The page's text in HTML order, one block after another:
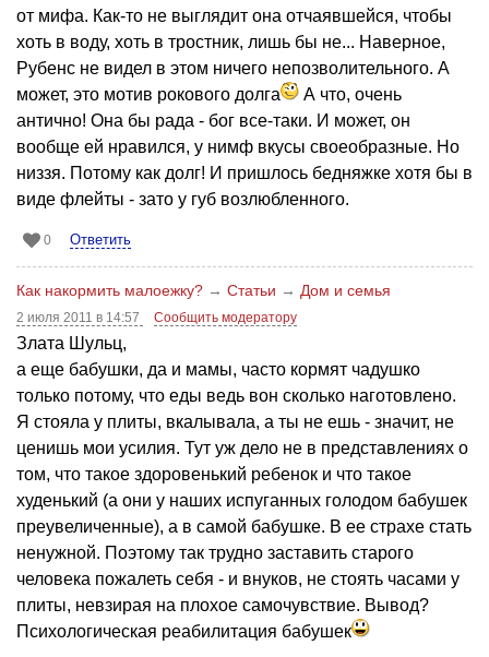
от мифа. Как-то не выглядит она отчаявшейся, чтобы
хоть в воду, хоть в тростник, лишь бы не... Наверное,
Рубенс не видел в этом ничего непозволительного. А
может, это мотив рокового долга
А что, очень
антично! Она бы рада - бог все-таки. И может, он
вообще ей нравился, у нимф вкусы своеобразные. Но
низзя. Потому как долг! И пришлось бедняжке хотя бы в
виде флейты - зато у губ возлюбленного.
0 Ответить
Как накормить малоежку? → Статьи → Дом и семья
2 июля 2011 в 14:57 Сообщить модератору
Злата Шульц,
а еще бабушки, да и мамы, часто кормят чадушко
только потому, что еды ведь вон сколько наготовлено.
Я стояла у плиты, вкалывала, а ты не ешь - значит, не
ценишь мои усилия. Тут уж дело не в представлениях о
том, что такое здоровенький ребенок и что такое
худенький (а они у наших испуганных голодом бабушек
преувеличенные), а в самой бабушке. В ее страхе стать
ненужной. Поэтому так трудно заставить старого
человека пожалеть себя - и внуков, не стоять часами у
плиты, невзирая на плохое самочувствие. Вывод?
Психологическая реабилитация бабушек